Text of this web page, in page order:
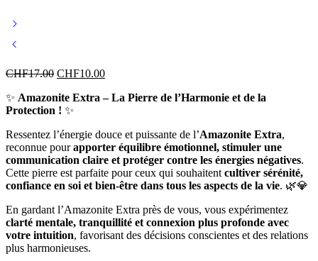
CHF17.00 CHF10.00
✨ Amazonite Extra – La Pierre de l’Harmonie et de la
Protection ! ✨
Ressentez l’énergie douce et puissante de l’Amazonite Extra,
reconnue pourapporter équilibre émotionnel, stimuler une
communication claire et protéger contre les énergies négatives.
Cette pierre est parfaite pour ceux qui souhaitent cultiver sérénité,
confiance en soi et bien-être dans tous les aspects de la vie. 🌿💎
En gardant l’Amazonite Extra près de vous, vous expérimentez
clarté mentale, tranquillité et connexion plus profonde avec
votre intuition, favorisant des décisions conscientes et des relations
plus harmonieuses.